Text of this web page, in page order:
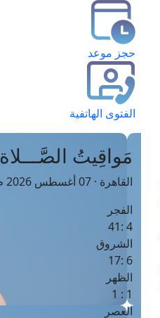
حجز موعد
الفتوى الهاتفية
مَواقِيتُ الصَّـــلاة
القاهرة · 07 أغسطس 2026 م
الفجر
4 :41
الشروق
6 :17
الظهر
1 : 1
العصر